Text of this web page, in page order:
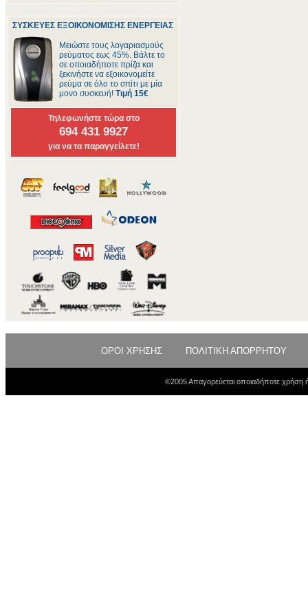
ΣΥΣΚΕΥΕΣ ΕΞΟΙΚΟΝΟΜΙΣΗΣ ΕΝΕΡΓΕΙΑΣ
Μειώστε τους λογαριασμούς
ρεύματος εως 45%. Βάλτε το
σε οποιαδήποτε πρίζα και
ξεκινήστε να εξοικονομείτε
ρεύμα σε όλο το σπίτι με μία
μονο συσκευή! Τιμή 15€
Τηλεφωνήστε τώρα στο
694 431 9927
για να τα παραγγείλετε!
ΟΡΟΙ ΧΡΗΣΗΣ ΠΟΛΙΤΙΚΗ ΑΠΟΡΡΗΤΟΥ
©2005 Απαγορεύεται οποιαδήποτε χρήση